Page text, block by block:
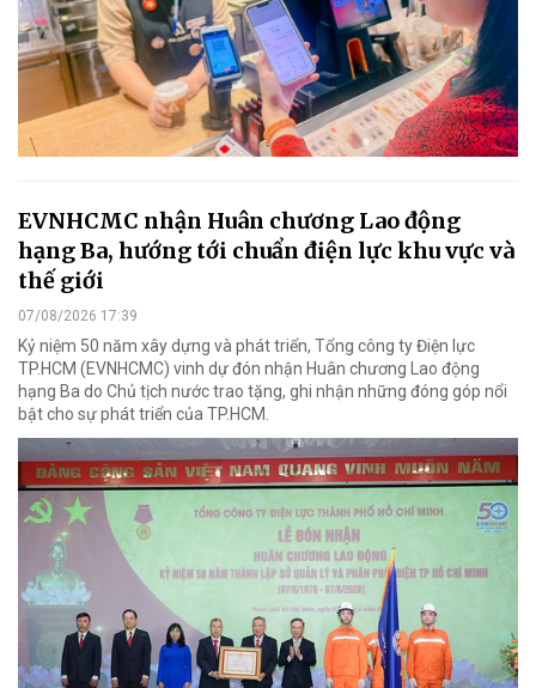
EVNHCMC nhận Huân chương Lao động
hạng Ba, hướng tới chuẩn điện lực khu vực và
thế giới
07/08/2026 17:39
Kỷ niệm 50 năm xây dựng và phát triển, Tổng công ty Điện lực
TP.HCM (EVNHCMC) vinh dự đón nhận Huân chương Lao động
hạng Ba do Chủ tịch nước trao tặng, ghi nhận những đóng góp nổi
bật cho sự phát triển của TP.HCM.